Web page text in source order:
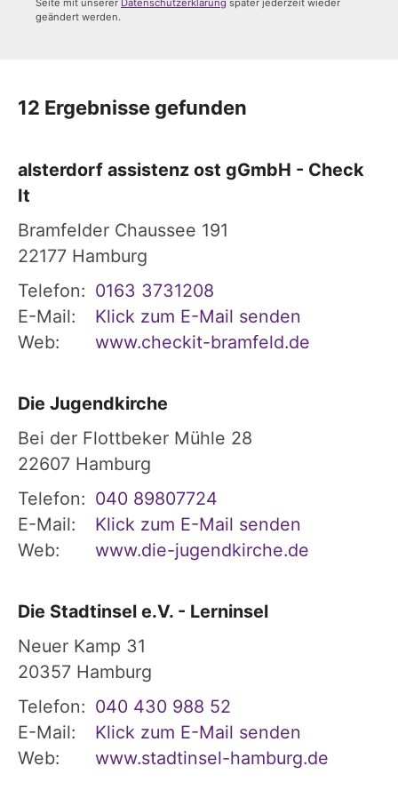
geändert werden.
12 Ergebnisse gefunden
alsterdorf assistenz ost gGmbH - Check
It
Bramfelder Chaussee 191
22177 Hamburg
Telefon: 0163 3731208
E-Mail:
Klick zum E-Mail senden
Web:
www.checkit-bramfeld.de
Die Jugendkirche
Bei der Flottbeker Mühle 28
22607 Hamburg
Telefon: 040 89807724
E-Mail:
Klick zum E-Mail senden
Web:
www.die-jugendkirche.de
Die Stadtinsel e.V. - Lerninsel
Neuer Kamp 31
20357 Hamburg
Telefon: 040 430 988 52
E-Mail:
Klick zum E-Mail senden
Web:
www.stadtinsel-hamburg.de